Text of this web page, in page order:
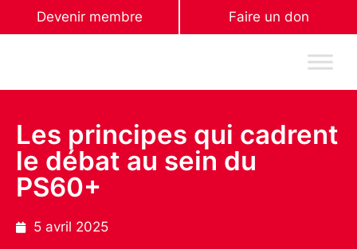
Devenir membre Faire un don
Les principes qui cadrent
le débat au sein du
PS60+
5 avril 2025